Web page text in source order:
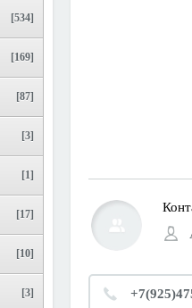
[534]
[169]
[87]
[3]
[1]
[17]
[10]
[3]